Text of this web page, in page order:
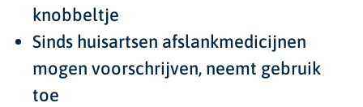
knobbeltje
Sinds huisartsen afslankmedicijnen
mogen voorschrijven, neemt gebruik
toe